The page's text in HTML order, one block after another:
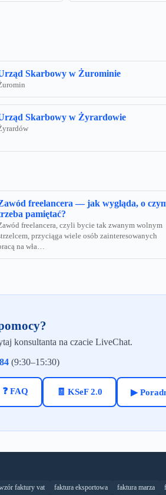
Skarbowy w Żurominie
Skarbowy w Żyrardowie
freelancera — jak wygląda, o
pamiętać?
freelancera, czyli bycie tak zwanym wolnym
przyciąga wiele osób zainteresowanych
na wła…
konsultanta na czacie LiveChat.
(9:30–15:30)
❓ FAQ 🧾 KSeF 2.0 ▶
faktury vat faktura eksportowa faktura marza